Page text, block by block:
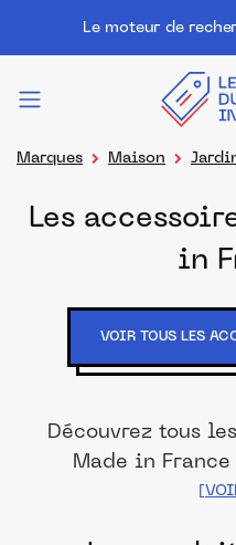
Le moteur de
Marques Maison
Les
in
VOIR TOUS LES
Découvrez tous
Made in
distributeurs